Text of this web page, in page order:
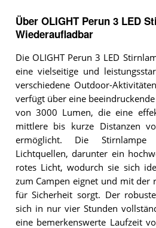
Über OLIGHT Perun 3 LED
Wiederaufladbar
Die OLIGHT Perun 3 LED
eine vielseitige und
verschiedene Outdoor-
verfügt über eine
von 3000 Lumen, die eine
mittlere bis kurze Distanzen
ermöglicht. Die
Lichtquellen, darunter ein
rotes Licht, wodurch sie sich
zum Campen eignet und mit der
für Sicherheit sorgt. Der
sich in nur vier Stunden
eine bemerkenswerte Laufzeit